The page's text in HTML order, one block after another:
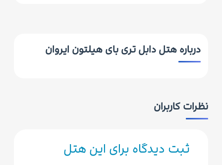
درباره هتل دابل تری بای هیلتون ایروان
نظرات کاربران
ثبت دیدگاه برای این هتل